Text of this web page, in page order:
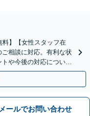
料】【女性スタッフ在
相談に対応。有利な状
や今後の対応について
面談OK】
メールでお問い合わせ